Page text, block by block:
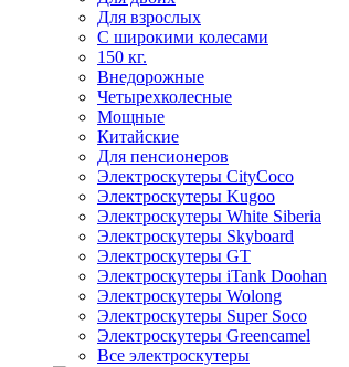
Для взрослых
С широкими колесами
150 кг.
Внедорожные
Четырехколесные
Мощные
Китайские
Для пенсионеров
Электроскутеры CityCoco
Электроскутеры Kugoo
Электроскутеры White Siberia
Электроскутеры Skyboard
Электроскутеры GT
Электроскутеры iTank Doohan
Электроскутеры Wolong
Электроскутеры Super Soco
Электроскутеры Greencamel
Все электроскутеры